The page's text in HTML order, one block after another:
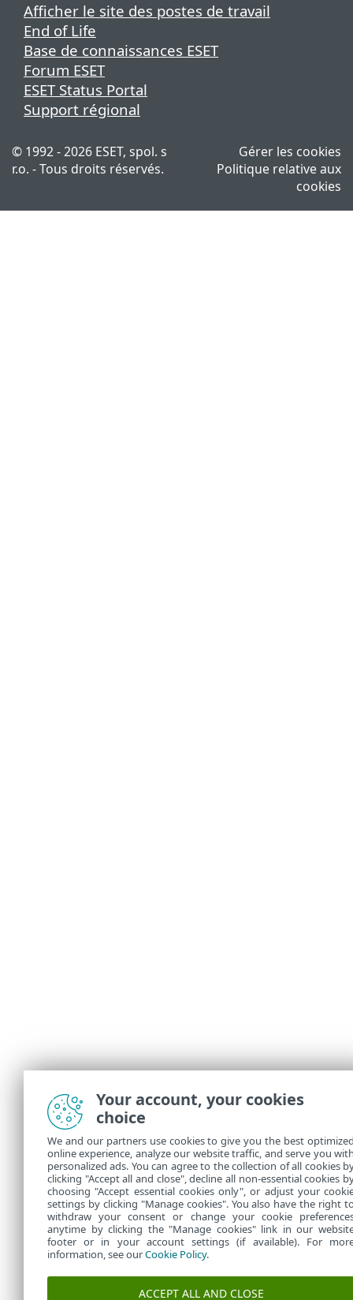
Afficher le site des postes de travail
End of Life
Base de connaissances ESET
Forum ESET
ESET Status Portal
Support régional
© 1992 - 2026 ESET, spol. s
r.o. - Tous droits réservés.
Gérer les cookies
Politique relative aux
cookies
Your account, your cookies
choice
We and our partners use cookies to give you the best
online experience, analyze our website traffic, and serve you
personalized ads. You can agree to the collection of all cookies
clicking "Accept all and close", decline all non-essential cookies
choosing "Accept essential cookies only", or adjust your
settings by clicking "Manage cookies". You also have the right
withdraw your consent or change your cookie
anytime by clicking the "Manage cookies" link in our
footer or in your account settings (if available). For
information, see ourCookie Policy.
ACCEPT ALL AND CLOSE